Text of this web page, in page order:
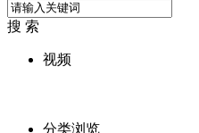
搜 索
视频
分类浏览